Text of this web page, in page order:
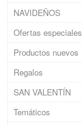
NAVIDEÑOS
Ofertas especiales
Productos nuevos
Regalos
SAN VALENTÍN
Temáticos